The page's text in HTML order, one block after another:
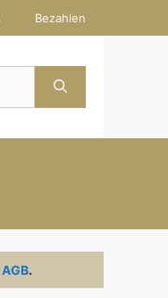
Bezahlen
AGB.